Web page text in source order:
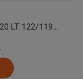
COMFORSER Автошина 285/55 R20 LT 122/119Q CF9000 R/T RWL 10PR лето